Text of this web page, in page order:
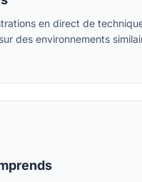
en direct de
des environnements